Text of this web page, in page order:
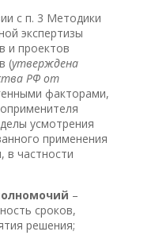
с п. 3 Методики
экспертизы
и проектов
(утверждена
РФ от
факторами,
усмотрения
применения
в частности
–
сроков,
решения;